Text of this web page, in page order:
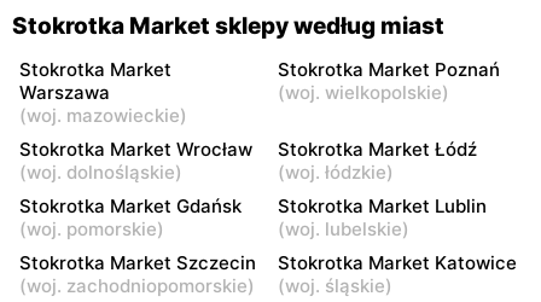
Stokrotka Market
19A
Stokrotka Market
Ostrówek, ul. Św. Jana
Pawła II 6 B
Stokrotka Market
Skierniewice, ul. Mjr.
Henryka Sucharskiego 12
Skierniewice, ul. Zadębie 13
Stokrotka Market
Karniewo, ul. Parkowa 3A
Stokrotka Market
Stoczek, ul. Węgrowska 6
Stokrotka Market Stokrotka Market
Stokrotka Market sklepy według miast
Stokrotka Market
Warszawa
(woj. mazowieckie)
Stokrotka Market Poznań
(woj. wielkopolskie)
Stokrotka Market Wrocław
(woj. dolnośląskie)
Stokrotka Market Łódź
(woj. łódzkie)
Stokrotka Market Gdańsk
(woj. pomorskie)
Stokrotka Market Lublin
(woj. lubelskie)
Stokrotka Market Szczecin
(woj. zachodniopomorskie)
Stokrotka Market Katowice
(woj. śląskie)